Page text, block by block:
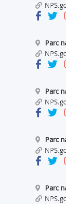
Parc
Parc
Parc
Parc